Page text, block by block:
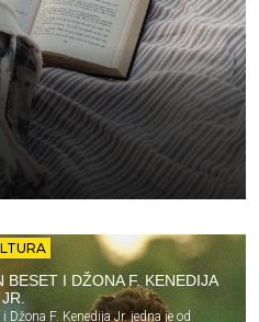
BESET I DŽONA F. KENEDIJA
JR.
F. Kenedija Jr. jedna je od